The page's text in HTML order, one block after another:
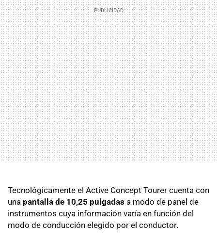
Tecnológicamente el Active Concept Tourer cuenta con
una pantalla de 10,25 pulgadas a modo de panel de
instrumentos cuya información varía en función del
modo de conducción elegido por el conductor.